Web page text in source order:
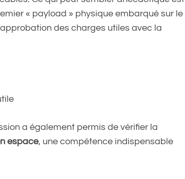
« payload » physique embarqué sur le
des charges utiles avec la
a également permis de vérifier la
espace, une compétence indispensable